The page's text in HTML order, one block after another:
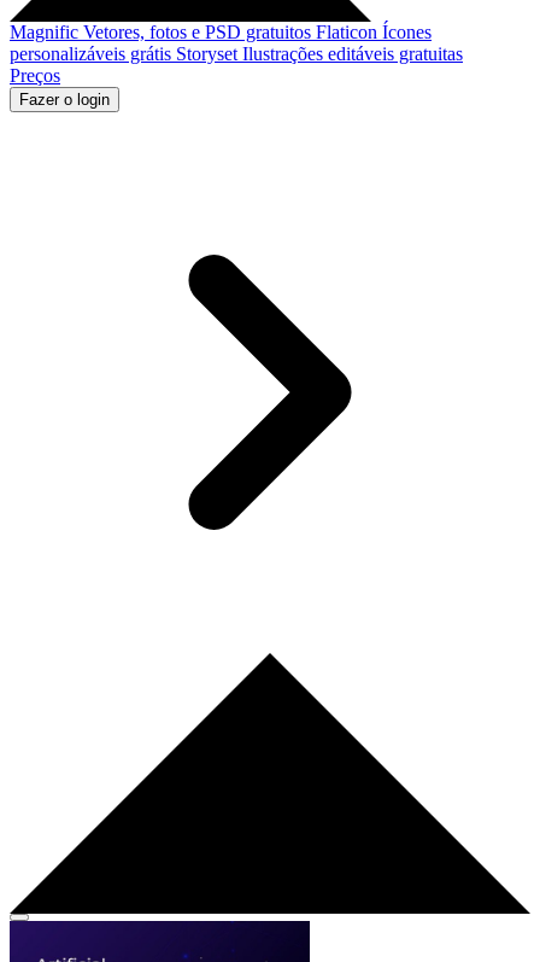
Magnific Vetores, fotos e PSD gratuitos Flaticon Ícones
personalizáveis grátis Storyset Ilustrações editáveis gratuitas
Preços
Fazer o login